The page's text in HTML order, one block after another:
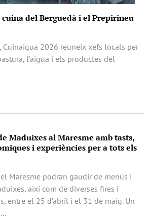
cuina del Berguedà i el Prepirineu
Cuinaigua 2026 reuneix xefs locals per
l’aigua i els productes del
Maduixes al Maresme amb tasts,
i experiències per a tots els
Maresme podran gaudir de menús i
així com de diverses fires i
entre el 25 d’abril i el 31 de maig. Un
…